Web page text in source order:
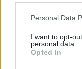
Please note that
not limited to your
grant or deny
use your data for
Personal Data
I want to opt-
personal data.
Opted In